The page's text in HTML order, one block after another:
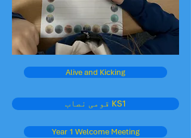
Alive and Kicking
قومی نصاب KS1
Year 1 Welcome Meeting